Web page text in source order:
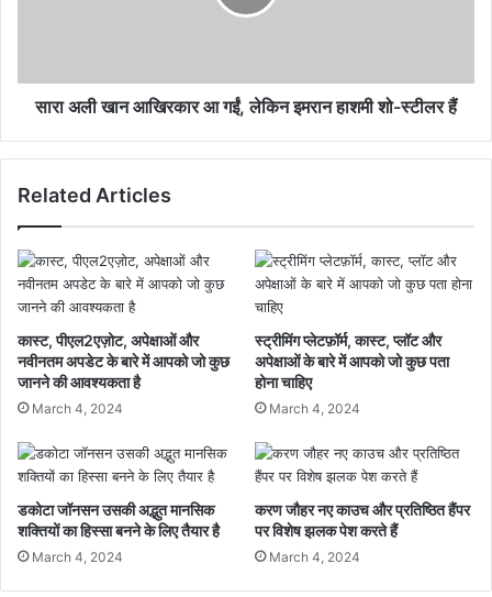
सारा अली खान आखिरकार आ गईं, लेकिन इमरान हाशमी शो-स्टीलर हैं
Related Articles
कास्ट, पीएल2एज़ोट, अपेक्षाओं और
नवीनतम अपडेट के बारे में आपको जो कुछ
जानने की आवश्यकता है
March 4, 2024
स्ट्रीमिंग प्लेटफ़ॉर्म, कास्ट, प्लॉट और
अपेक्षाओं के बारे में आपको जो कुछ पता
होना चाहिए
March 4, 2024
डकोटा जॉनसन उसकी अद्भुत मानसिक
शक्तियों का हिस्सा बनने के लिए तैयार है
March 4, 2024
करण जौहर नए काउच और प्रतिष्ठित हैंपर
पर विशेष झलक पेश करते हैं
March 4, 2024